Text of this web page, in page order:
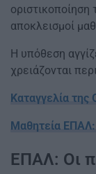
αποκλεισμοί
Η υπόθεση
χρειάζονται
Καταγγελία
Μαθητεία ΕΠΑΛ:
ΕΠΑΛ: Οι